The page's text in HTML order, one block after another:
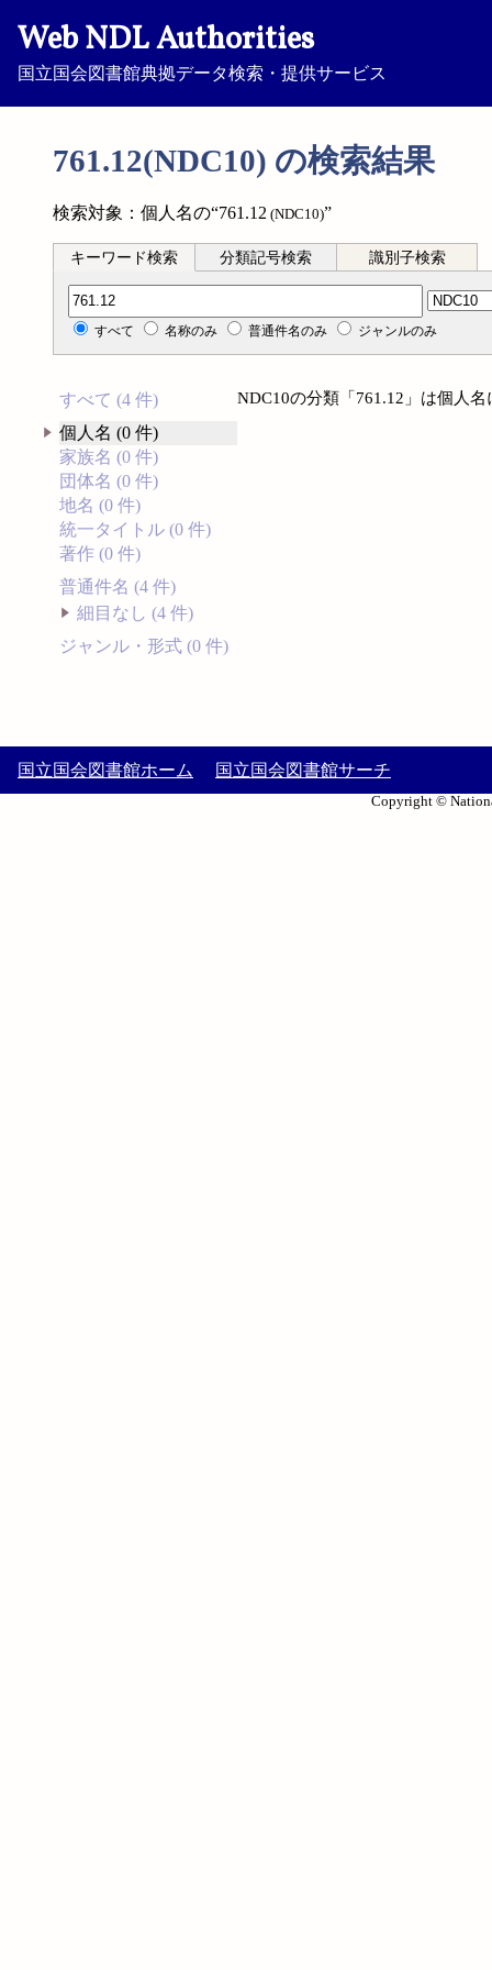
Web NDL Authorities
国立国会図書館典拠データ検索・提供サービス
761.12(NDC10) の検索結果
検索対象：個人名の“761.12 (NDC10)”
キーワード検索 分類記号検索 識別子検索
分類記号検索
すべて 名称のみ 普通件名のみ ジャンルのみ
すべて (4 件)
個人名 (0 件)
家族名 (0 件)
団体名 (0 件)
地名 (0 件)
統一タイトル (0 件)
著作 (0 件)
普通件名 (4 件)
細目なし (4 件)
ジャンル・形式 (0 件)
NDC10の分類「761.12」は個人
国立国会図書館ホーム 国立国会図書館サーチ
Copyright ©